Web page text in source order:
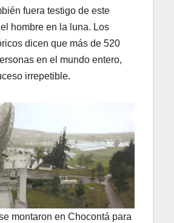
fuera testigo de este
hombre en la luna. Los
dicen que más de 520
en el mundo entero,
irrepetible.
montaron en Chocontá para